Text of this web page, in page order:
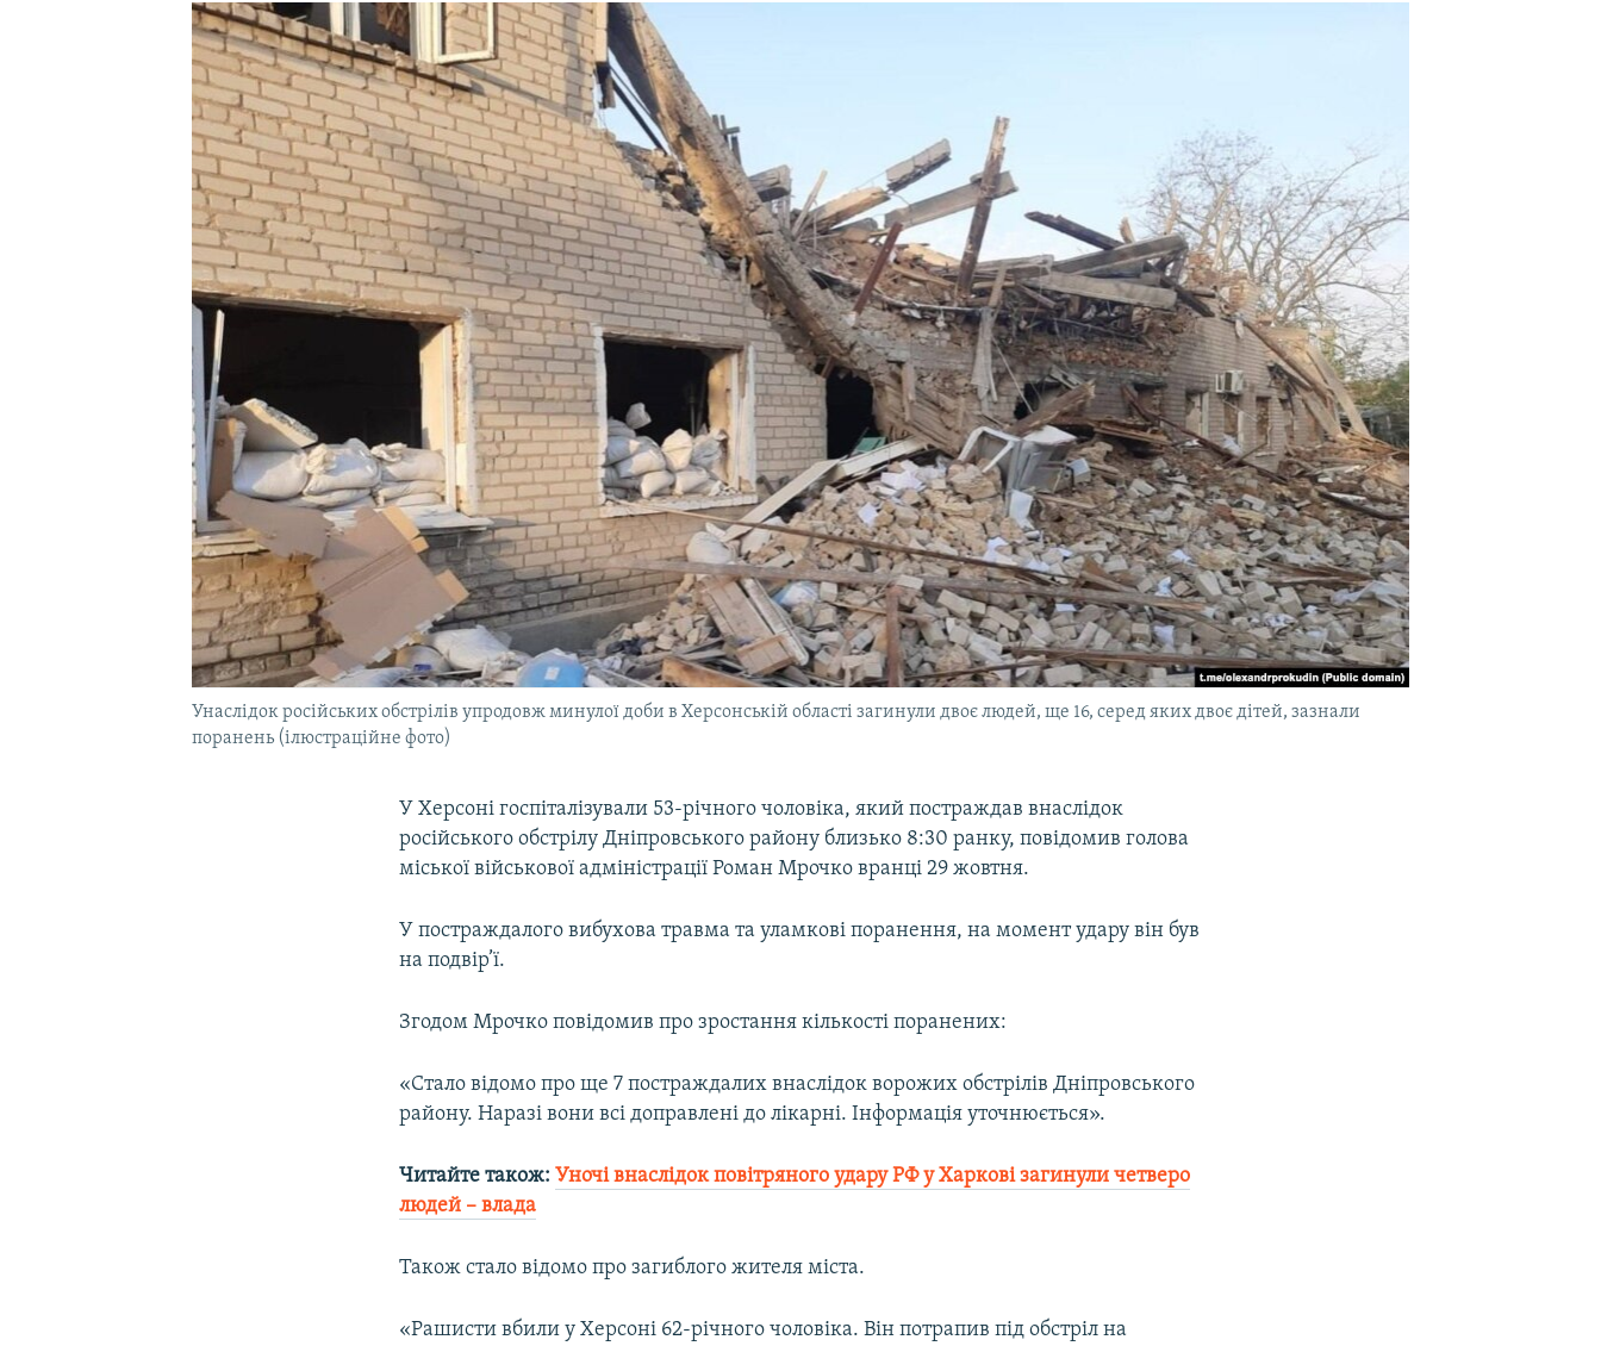
Унаслідок російських обстрілів упродовж минулої доби в Херсонській області загинули двоє людей, ще 16, серед яких двоє дітей, зазнали
поранень (ілюстраційне фото)
У Херсоні госпіталізували 53-річного чоловіка, який постраждав внаслідок
російського обстрілу Дніпровського району близько 8:30 ранку, повідомив голова
міської військової адміністрації Роман Мрочко вранці 29 жовтня.
У постраждалого вибухова травма та уламкові поранення, на момент удару він був
на подвір’ї.
Згодом Мрочко повідомив про зростання кількості поранених:
«Стало відомо про ще 7 постраждалих внаслідок ворожих обстрілів Дніпровського
району. Наразі вони всі доправлені до лікарні. Інформація уточнюється».
Читайте також:Уночі внаслідок повітряного удару РФ у Харкові загинули четверо
людей – влада
Також стало відомо про загиблого жителя міста.
«Рашисти вбили у Херсоні 62-річного чоловіка. Він потрапив під обстріл на